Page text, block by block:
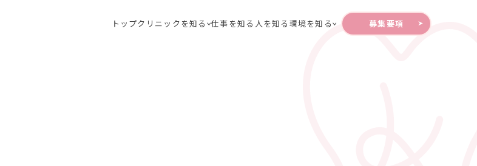
トップクリニックを知る 仕事を知る 人を知る 環境を知る 募集要項